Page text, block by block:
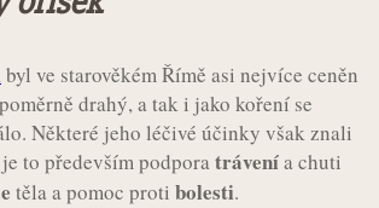
byl ve starověkém Římě asi nejvíce ceněn
drahý, a tak i jako koření se
Některé jeho léčivé účinky však znali
to především podpora trávenía chuti
těla a pomoc proti bolesti.